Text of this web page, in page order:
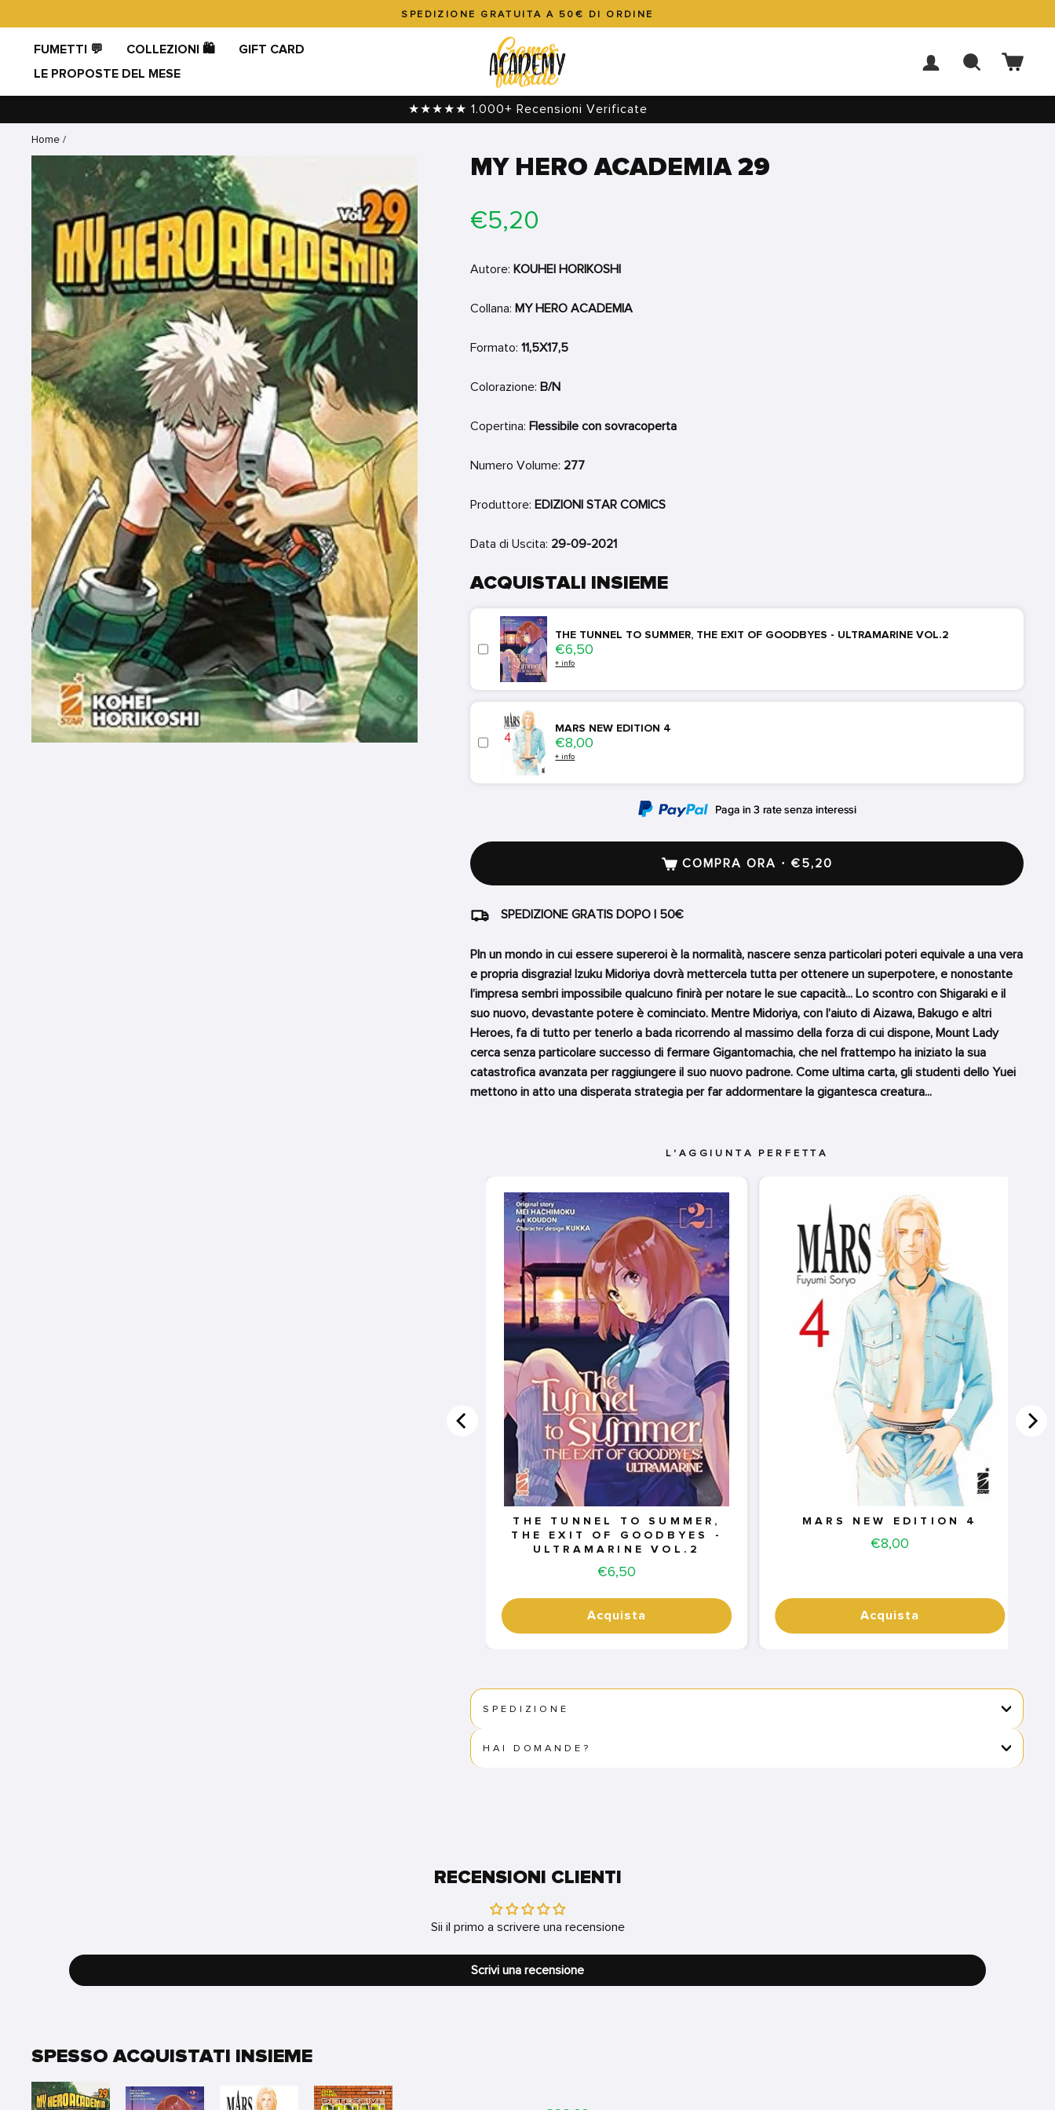
direttamente
contenuti
in
pausa
SPEDIZIONE GRATUITA A 50€ DI ORDINE
FUMETTI 💬 COLLEZIONI 🛍️
GIFT CARD
LE PROPOSTE DEL MESE
ACCEDI CERCA
★★★★★ 1.000+ Recensioni Verificate
Home /
MY HERO ACADEMIA 29
Prezzo
di
€5,20
Autore: KOUHEI HORIKOSHI
Collana: MY HERO ACADEMIA
Formato:11,5X17,5
Colorazione: B/N
Copertina: Flessibile con sovracoperta
Numero Volume: 277
Produttore: EDIZIONI STAR COMICS
Data di Uscita: 29-09-2021
ACQUISTALI INSIEME
THE TUNNEL TO SUMMER, THE EXIT OF GOODBYES - ULTRAMARINE VOL.2
Price
€6,50
+ info
MARS NEW EDITION 4
Price
€8,00
+ info
COMPRA ORA · €5,20
SPEDIZIONE GRATIS DOPO I 50€
PIn un mondo in cui essere supereroi è la normalità, nascere senza particolari poteri equivale a una vera
e propria disgrazia! Izuku Midoriya dovrà mettercela tutta per ottenere un superpotere, e nonostante
l’impresa sembri impossibile qualcuno finirà per notare le sue capacità... Lo scontro con Shigaraki e il
suo nuovo, devastante potere è cominciato. Mentre Midoriya, con l’aiuto di Aizawa, Bakugo e altri
Heroes, fa di tutto per tenerlo a bada ricorrendo al massimo della forza di cui dispone, Mount Lady
cerca senza particolare successo di fermare Gigantomachia, che nel frattempo ha iniziato la sua
catastrofica avanzata per raggiungere il suo nuovo padrone. Come ultima carta, gli studenti dello Yuei
mettono in atto una disperata strategia per far addormentare la gigantesca creatura...
L'AGGIUNTA PERFETTA
THE TUNNEL TO SUMMER,
THE EXIT OF GOODBYES -
ULTRAMARINE VOL.2
Price
€6,50
Acquista
MARS NEW EDITION 4
Price
€8,00
Acquista
SPEDIZIONE
HAI DOMANDE?
RECENSIONI CLIENTI
Sii il primo a scrivere una recensione
Scrivi una recensione
SPESSO ACQUISTATI INSIEME